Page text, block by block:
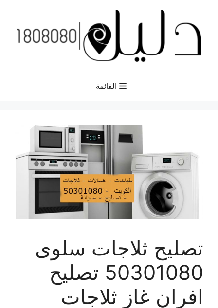
المحتوى
القائمة
تصليح ثلاجات سلوى
50301080 تصليح
افران غاز ثلاجات